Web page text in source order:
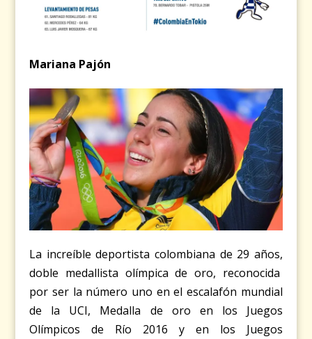
Mariana Pajón
La increíble deportista colombiana de 29 años,
doble medallista olímpica de oro, reconocida
por ser la número uno en el escalafón mundial
de la UCI, Medalla de oro en los Juegos
Olímpicos de Río 2016 y en los Juegos